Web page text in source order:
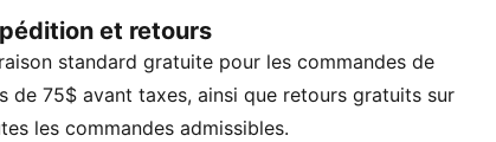
la performance sur sol ferme et gazon
du coup d’envoi au coup de sifflet final.
légère en maille
et retours
standard gratuite pour les commandes de
de 75$ avant taxes, ainsi que retours gratuits sur
les commandes admissibles.